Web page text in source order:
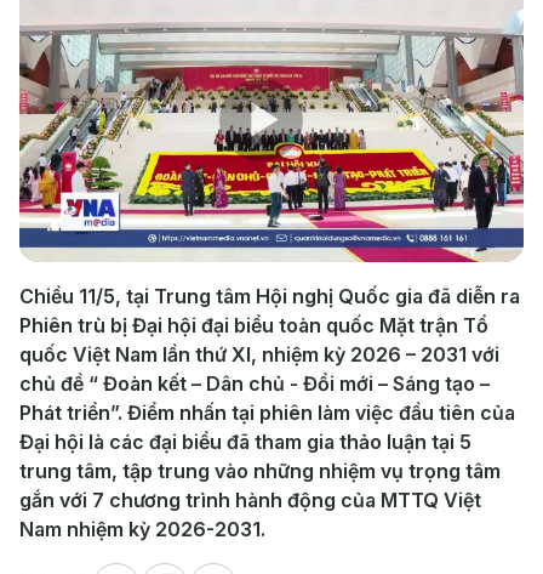
Play
Video
Chiều 11/5, tại Trung tâm Hội nghị Quốc gia đã diễn ra
Phiên trù bị Đại hội đại biểu toàn quốc Mặt trận Tổ
quốc Việt Nam lần thứ XI, nhiệm kỳ 2026 – 2031 với
chủ đề “ Đoàn kết – Dân chủ - Đổi mới – Sáng tạo –
Phát triển”. Điểm nhấn tại phiên làm việc đầu tiên của
Đại hội là các đại biểu đã tham gia thảo luận tại 5
trung tâm, tập trung vào những nhiệm vụ trọng tâm
gắn với 7 chương trình hành động của MTTQ Việt
Nam nhiệm kỳ 2026-2031.